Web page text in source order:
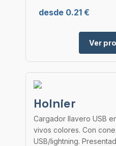
desde 0.21 €
Ver
Holnier
Cargador llavero USB
vivos colores. Con
USB/lightning.